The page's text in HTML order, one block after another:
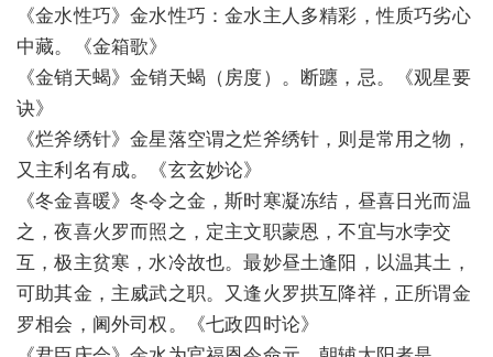
《金水性巧》金水性巧：金水主人多精彩，性质巧劣心
中藏。《金箱歌》
《金销天蝎》金销天蝎（房度）。断躔，忌。《观星要
诀》
《烂斧绣针》金星落空谓之烂斧绣针，则是常用之物，
又主利名有成。《玄玄妙论》
《冬金喜暖》冬令之金，斯时寒凝冻结，昼喜日光而温
之，夜喜火罗而照之，定主文职蒙恩，不宜与水孛交
互，极主贫寒，水冷故也。最妙昼土逢阳，以温其土，
可助其金，主威武之职。又逢火罗拱互降祥，正所谓金
罗相会，阃外司权。《七政四时论》